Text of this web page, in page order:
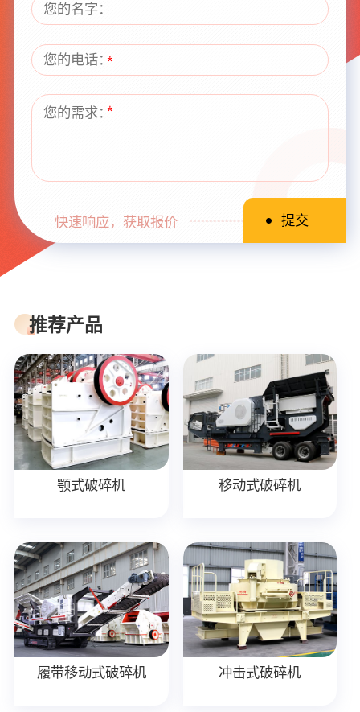
快速响应，获取报价
推荐产品
颚式破碎机 移动式破碎机
履带移动式破碎机 冲击式破碎机